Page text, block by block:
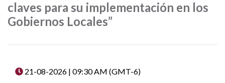
claves para su implementación en los
Gobiernos Locales”
21-08-2026 | 09:30 AM (GMT-6)